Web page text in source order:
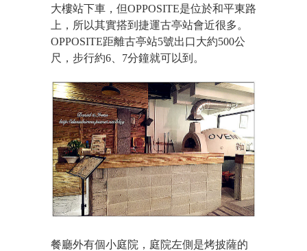
大樓站下車，但OPPOSITE是位於和平東路
上，所以其實搭到捷運古亭站會近很多。
OPPOSITE距離古亭站5號出口大約500公
尺，步行約6、7分鐘就可以到。
餐廳外有個小庭院，庭院左側是烤披薩的